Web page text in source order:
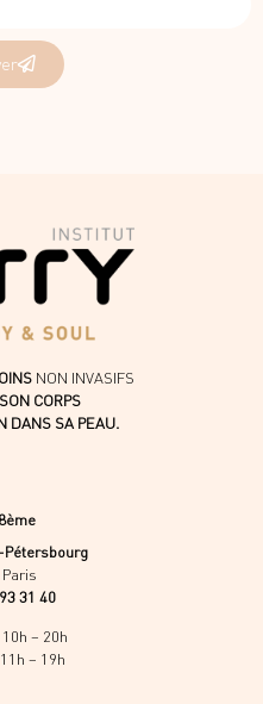
NON INVASIFS
CORPS
DANS SA PEAU.
Pétersbourg
31 40
– 20h
– 19h